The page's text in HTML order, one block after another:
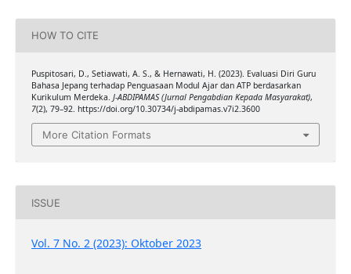
HOW TO CITE
Puspitosari, D., Setiawati, A. S., & Hernawati, H. (2023). Evaluasi Diri Guru
Bahasa Jepang terhadap Penguasaan Modul Ajar dan ATP berdasarkan
Kurikulum Merdeka. J-ABDIPAMAS (Jurnal Pengabdian Kepada Masyarakat),
7(2), 79–92. https://doi.org/10.30734/j-abdipamas.v7i2.3600
More Citation Formats
ISSUE
Vol. 7 No. 2 (2023): Oktober 2023